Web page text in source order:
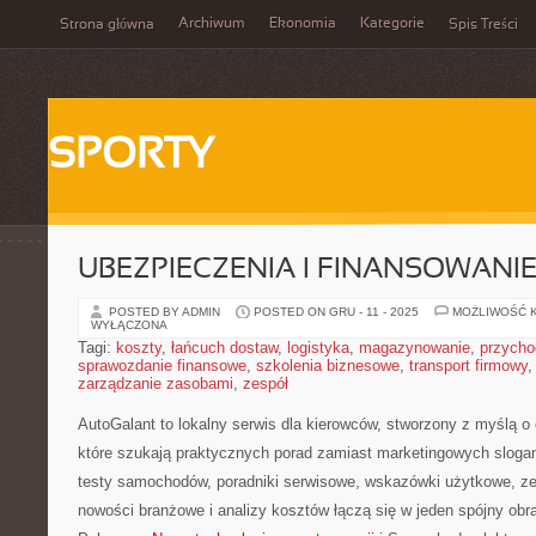
Strona główna Archiwum Ekonomia Kategorie Spis Treści
SPORTY
UBEZPIECZENIA I
POSTED BY ADMIN POSTED ON GRU - 11 - 2025
MOŻLIWOŚĆ
WYŁĄCZONA
Tagi: koszty, łańcuch dostaw, logistyka, magazynowanie,
sprawozdanie finansowe, szkolenia biznesowe, transport firmowy,
zarządzanie zasobami, zespół
AutoGalant to lokalny serwis dla kierowców, stworzony z myślą
które szukają praktycznych porad zamiast marketingowych
testy samochodów, poradniki serwisowe, wskazówki użytkowe,
nowości branżowe i analizy kosztów łączą się w jeden spójny